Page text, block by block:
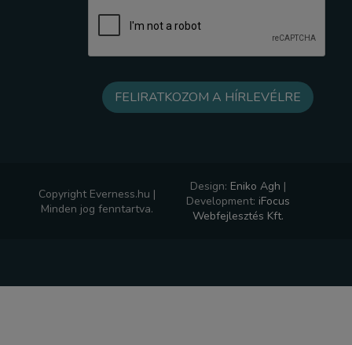
Copyright Everness.hu |
Minden jog fenntartva.
Design: Eniko Agh |
Development: iFocus
Webfejlesztés Kft.